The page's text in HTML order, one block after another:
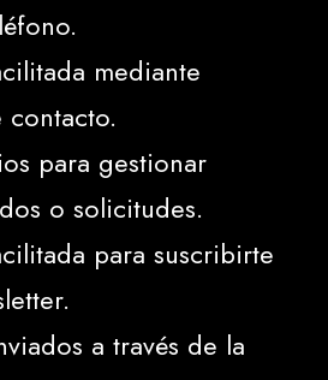
mediante
para gestionar
o solicitudes.
para suscribirte
a través de la